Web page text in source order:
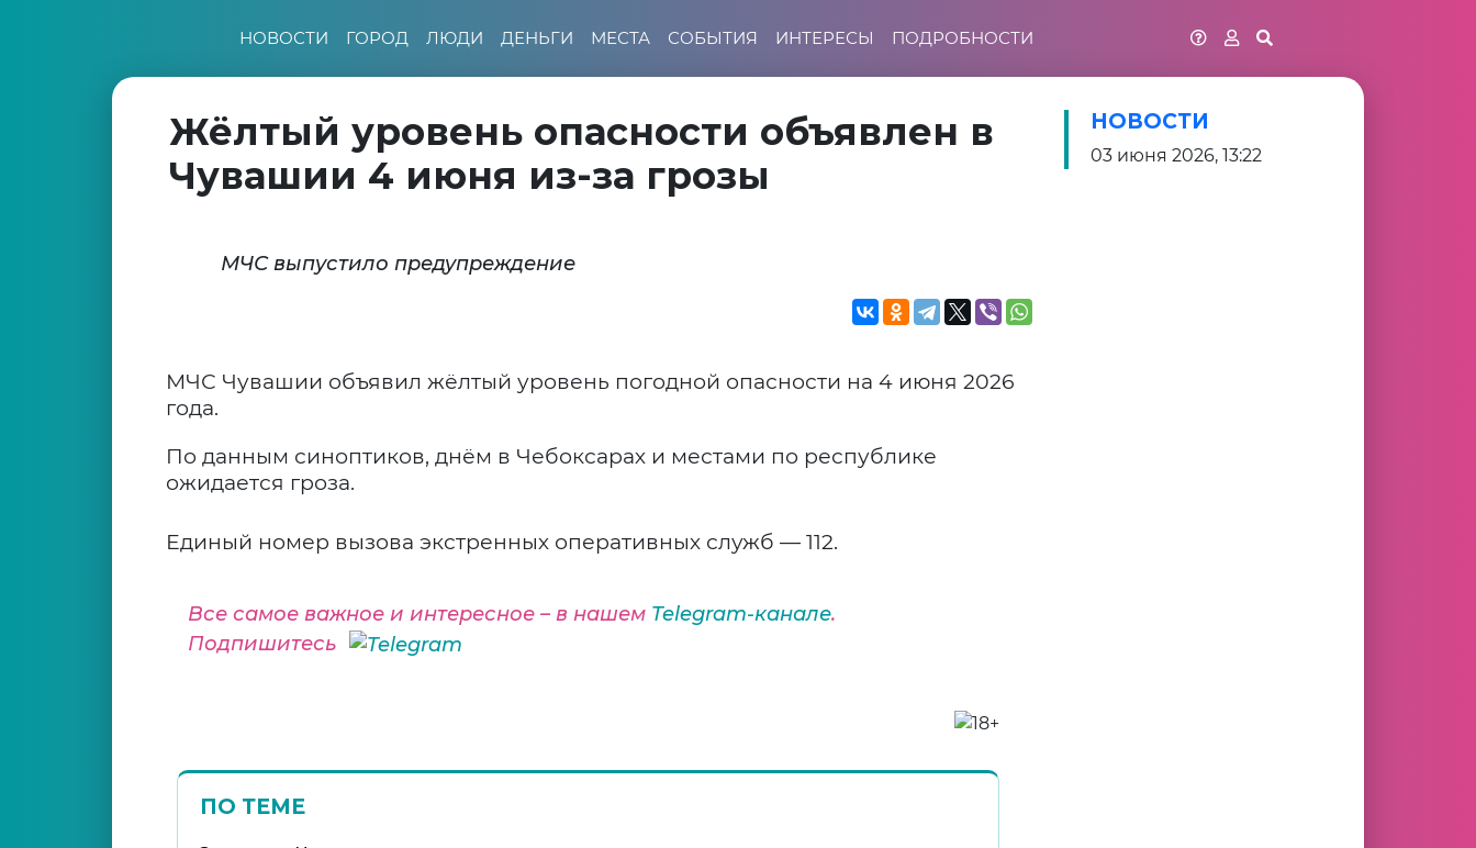
НОВОСТИ ГОРОД ЛЮДИ ДЕНЬГИ МЕСТА СОБЫТИЯ ИНТЕРЕСЫ ПОДРОБНОСТИ
Жёлтый уровень опасности объявлен в
Чувашии 4 июня из-за грозы
НОВОСТИ
03 июня 2026, 13:22
МЧС выпустило предупреждение
МЧС Чувашии объявил жёлтый уровень погодной опасности на 4 июня 2026
года.
По данным синоптиков, днём в Чебоксарах и местами по республике
ожидается гроза.
Единый номер вызова экстренных оперативных служб — 112.
Все самое важное и интересное – в нашем Telegram-канале.
Подпишитесь
ПО ТЕМЕ